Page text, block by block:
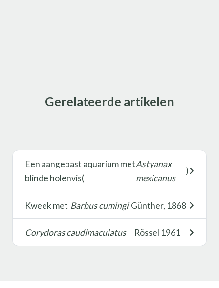
Gerelateerde artikelen
Een aangepast aquarium met
blinde holenvis(
Astyanax
mexicanus
)
Kweek met Barbus cumingi Günther, 1868
Corydoras caudimaculatus Rössel 1961